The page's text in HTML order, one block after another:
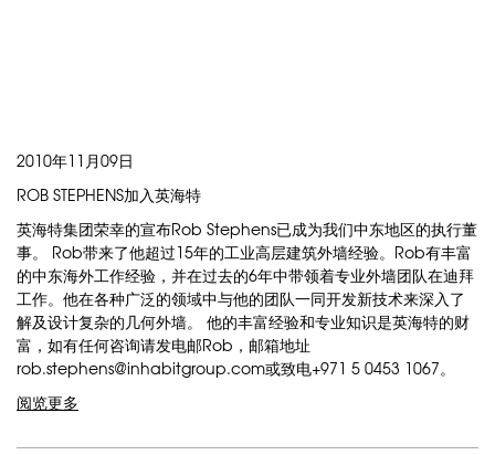
2010年11月09日
ROB STEPHENS加入英海特
英海特集团荣幸的宣布Rob Stephens已成为我们中东地区的执行董
事。 Rob带来了他超过15年的工业高层建筑外墙经验。Rob有丰富
的中东海外工作经验，并在过去的6年中带领着专业外墙团队在迪拜
工作。他在各种广泛的领域中与他的团队一同开发新技术来深入了
解及设计复杂的几何外墙。 他的丰富经验和专业知识是英海特的财
富，如有任何咨询请发电邮Rob，邮箱地址
rob.stephens@inhabitgroup.com或致电+971 5 0453 1067。
阅览更多